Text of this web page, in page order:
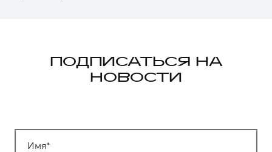
ПОДПИСАТЬСЯ НА
НОВОСТИ
Имя